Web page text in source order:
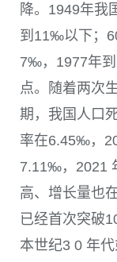
降。 1949年我
到 11‰以下；
7‰， 1977年到
点。随着两次
期，我国人口
率在6.45‰，
7.11‰， 2021
高、增长量也
已经首次突破
本世纪3 0 年